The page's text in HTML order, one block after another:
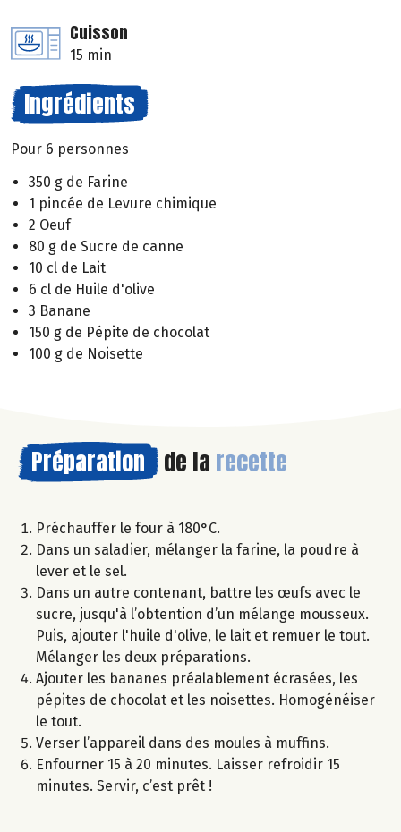
Cuisson
15 min
Ingrédients
Pour 6 personnes
350 g de Farine
1 pincée de Levure chimique
2 Oeuf
80 g de Sucre de canne
10 cl de Lait
6 cl de Huile d'olive
3 Banane
150 g de Pépite de chocolat
100 g de Noisette
Préparation de la recette
Préchauffer le four à 180°C.
Dans un saladier, mélanger la farine, la poudre à
lever et le sel.
Dans un autre contenant, battre les œufs avec le
sucre, jusqu'à l’obtention d’un mélange mousseux.
Puis, ajouter l'huile d'olive, le lait et remuer le tout.
Mélanger les deux préparations.
Ajouter les bananes préalablement écrasées, les
pépites de chocolat et les noisettes. Homogénéiser
le tout.
Verser l’appareil dans des moules à muffins.
Enfourner 15 à 20 minutes. Laisser refroidir 15
minutes. Servir, c’est prêt !